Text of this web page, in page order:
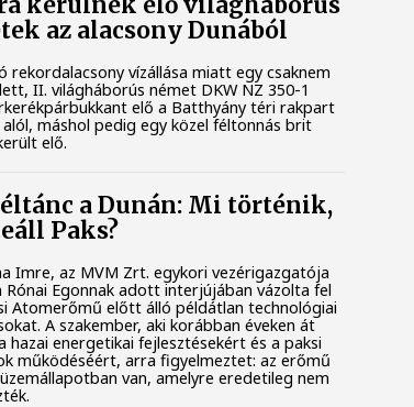
kerülnek elő világháborús
az alacsony Dunából
rekordalacsony vízállása miatt egy csaknem
II. világháborús német DKW NZ 350-1
elő a Batthyány téri rakpart
alól, máshol pedig egy közel féltonnás brit
elő.
a Dunán: Mi történik,
Paks?
Imre, az MVM Zrt. egykori vezérigazgatója
Rónai Egonnak adott interjújában vázolta fel
Atomerőmű előtt álló példátlan technológiai
A szakember, aki korábban éveken át
hazai energetikai fejlesztésekért és a paksi
működéséért, arra figyelmeztet: az erőmű
van, amelyre eredetileg nem